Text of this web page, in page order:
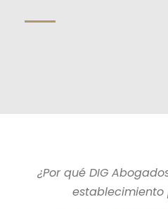
¿Por qué DIG
establecimiento